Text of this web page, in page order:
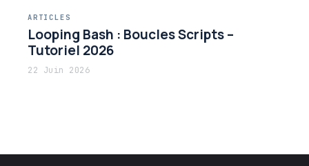
ARTICLES
Looping Bash : Boucles Scripts –
Tutoriel 2026
22 Juin 2026